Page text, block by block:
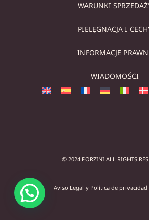
WARUNKI
PIELĘGNACJA I
INFORMACJE
WIADOMOŚCI
© 2024 FORZINI ALL RIGHTS
Aviso Legal y Política de privacidad